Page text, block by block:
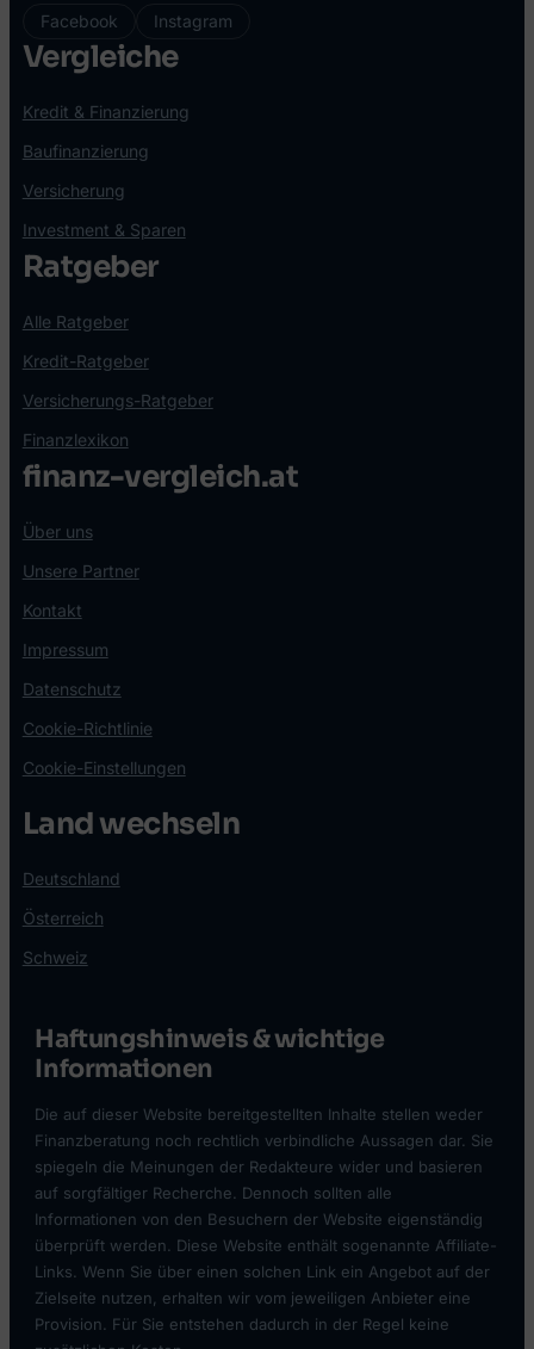
Facebook Instagram
Vergleiche
Kredit & Finanzierung
Baufinanzierung
Versicherung
Investment & Sparen
Ratgeber
Alle Ratgeber
Kredit-Ratgeber
Versicherungs-Ratgeber
Finanzlexikon
finanz-vergleich.at
Über uns
Unsere Partner
Kontakt
Impressum
Datenschutz
Cookie-Richtlinie
Cookie-Einstellungen
Land wechseln
Deutschland
Österreich
Schweiz
Haftungshinweis & wichtige
Informationen
Die auf dieser Website bereitgestellten Inhalte stellen weder
Finanzberatung noch rechtlich verbindliche Aussagen dar. Sie
spiegeln die Meinungen der Redakteure wider und basieren
auf sorgfältiger Recherche. Dennoch sollten alle
Informationen von den Besuchern der Website eigenständig
überprüft werden. Diese Website enthält sogenannte Affiliate-
Links. Wenn Sie über einen solchen Link ein Angebot auf der
Zielseite nutzen, erhalten wir vom jeweiligen Anbieter eine
Provision. Für Sie entstehen dadurch in der Regel keine